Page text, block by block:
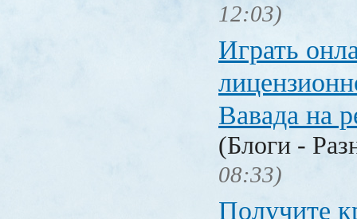
12:03)
Играть
Вавада на
(Блоги -
08:33)
Получите